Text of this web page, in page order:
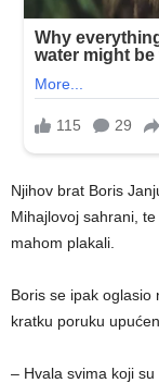
Njihov brat Boris
Mihajlovoj sahrani,
mahom plakali.
Boris se ipak
kratku poruku
– Hvala svima koji